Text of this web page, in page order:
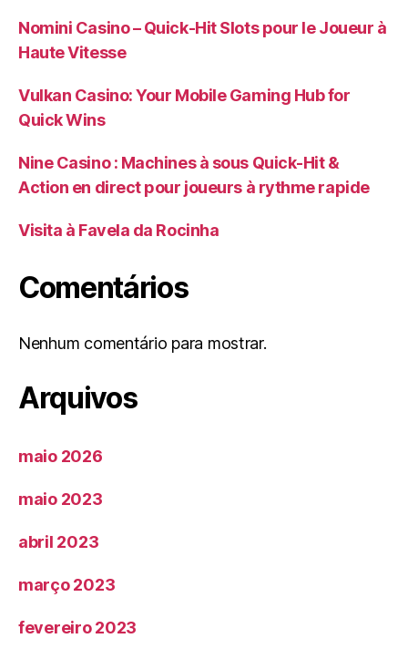
Nomini Casino – Quick‑Hit Slots pour le Joueur à
Haute Vitesse
Vulkan Casino: Your Mobile Gaming Hub for
Quick Wins
Nine Casino : Machines à sous Quick‑Hit &
Action en direct pour joueurs à rythme rapide
Visita à Favela da Rocinha
Comentários
Nenhum comentário para mostrar.
Arquivos
maio 2026
maio 2023
abril 2023
março 2023
fevereiro 2023